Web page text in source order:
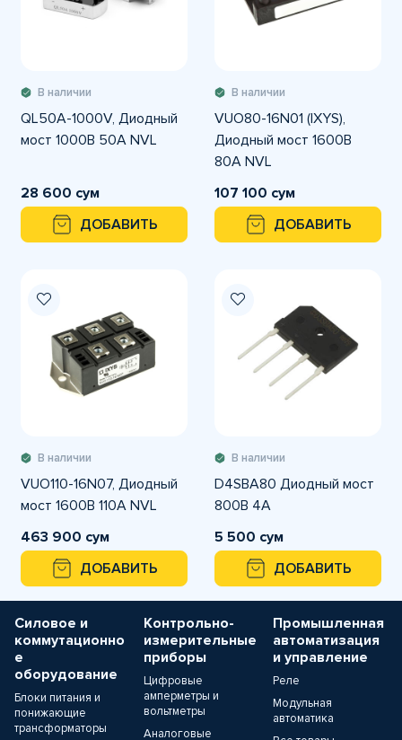
В наличии
QL50A-1000V, Диодный
мост 1000В 50А NVL
28 600 сум
ДОБАВИТЬ
В наличии
VUO80-16N01 (IXYS),
Диодный мост 1600В
80А NVL
107 100 сум
ДОБАВИТЬ
В наличии
VUO110-16N07, Диодный
мост 1600В 110А NVL
463 900 сум
ДОБАВИТЬ
В наличии
D4SBA80 Диодный мост
800В 4A
5 500 сум
ДОБАВИТЬ
Силовое и
коммутационно
е
оборудование
Блоки питания и
понижающие
трансформаторы
Контрольно-
измерительные
приборы
Цифровые
амперметры и
вольтметры
Аналоговые
Промышленная
автоматизация
и управление
Реле
Модульная
автоматика